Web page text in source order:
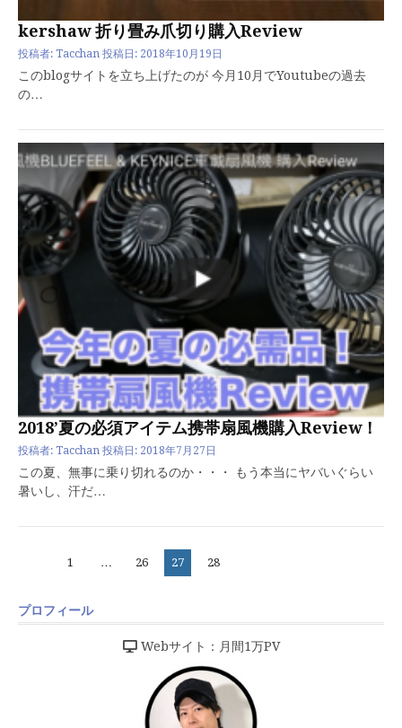
kershaw 折り畳み爪切り購入Review
投稿者: Tacchan 投稿日: 2018年10月19日
このblogサイトを立ち上げたのが 今月10月でYoutubeの過去
の…
2018’夏の必須アイテム携帯扇風機購入Review！
投稿者: Tacchan 投稿日: 2018年7月27日
この夏、無事に乗り切れるのか・・・ もう本当にヤバいぐらい
暑いし、汗だ…
の
ペ
ジ
1 …
ペ
26
ペ
27
ペ
28
プロフィール
Webサイト：月間1万PV